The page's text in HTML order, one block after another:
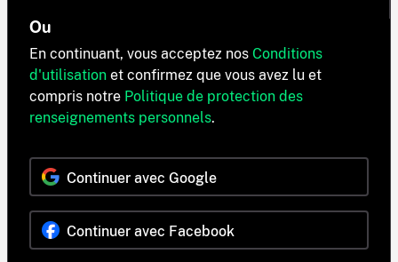
Ou
En continuant, vous acceptez nos Conditions
d'utilisation et confirmez que vous avez lu et
compris notre Politique de protection des
renseignements personnels.
Continuer avec Google
Continuer avec Facebook